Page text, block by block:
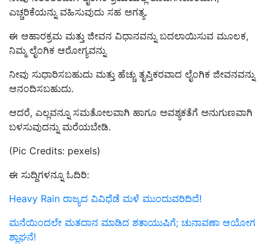
ಎಚ್ಚರಿಕೆಯನ್ನು ವಹಿಸುವುದು ಸಹ ಅಗತ್ಯ.
ಈ ಆಹಾರಕ್ರಮ ಮತ್ತು ಜೀವನ ವಿಧಾನವನ್ನು ಬದಲಾಯಿಸುವ ಮೂಲಕ,
ನಿಮ್ಮ ಲೈಂಗಿಕ ಆರೋಗ್ಯವನ್ನು
ನೀವು ಸುಧಾರಿಸಬಹುದು ಮತ್ತು ಹೆಚ್ಚು ತೃಪ್ತಿಕರವಾದ ಲೈಂಗಿಕ ಜೀವನವನ್ನು
ಆನಂದಿಸಬಹುದು.
ಆದರೆ, ಎಲ್ಲವನ್ನೂ ಸಮತೋಲವಾಗಿ ಹಾಗೂ ಅವಶ್ಯಕತೆಗೆ ಅನುಗುಣವಾಗಿ
ಬಳಸುವುದನ್ನು ಮರೆಯಬೇಡಿ.
(Pic Credits: pexels)
ಈ ಸುದ್ದಿಗಳನ್ನೂ ಓದಿರಿ:
Heavy Rain ರಾಜ್ಯದ ವಿವಿಧೆಡೆ ಮಳೆ ಮುಂದುವರಿದಿದೆ!
ಮನೆಯಿಂದಲೇ ಮತದಾನ‌ ಮಾಡಿದ ಶತಾಯುಷಿಗೆ; ಚುನಾವಣಾ ಆಯೋಗ
ಶ್ಲಾಘನೆ!